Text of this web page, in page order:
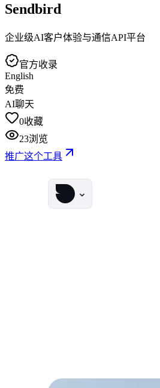
Sendbird
企业级AI客户体验与通信API平台
官方收录
English
免费
AI聊天
0收藏
23浏览
推广这个工具